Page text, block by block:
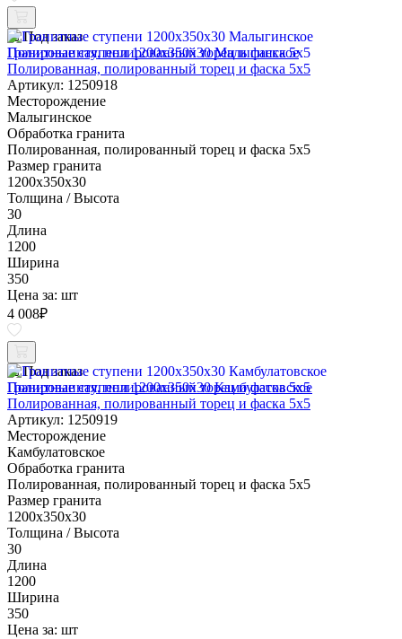
Под заказ
Гранитные ступени 1200x350x30 Малыгинское
Полированная, полированный торец и фаска 5x5
Артикул: 1250918
Месторождение
Малыгинское
Обработка гранита
Полированная, полированный торец и фаска 5x5
Размер гранита
1200x350x30
Толщина / Высота
30
Длина
1200
Ширина
350
Цена за: шт
4 008₽
Под заказ
Гранитные ступени 1200x350x30 Камбулатовское
Полированная, полированный торец и фаска 5x5
Артикул: 1250919
Месторождение
Камбулатовское
Обработка гранита
Полированная, полированный торец и фаска 5x5
Размер гранита
1200x350x30
Толщина / Высота
30
Длина
1200
Ширина
350
Цена за: шт